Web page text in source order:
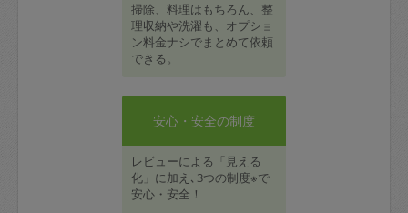
掃除、料理はもちろん、整
理収納や洗濯も、オプショ
ン料金ナシでまとめて依頼
できる。
安心・安全の制度
レビューによる「見える
化」に加え､3つの制度※で
安心・安全！